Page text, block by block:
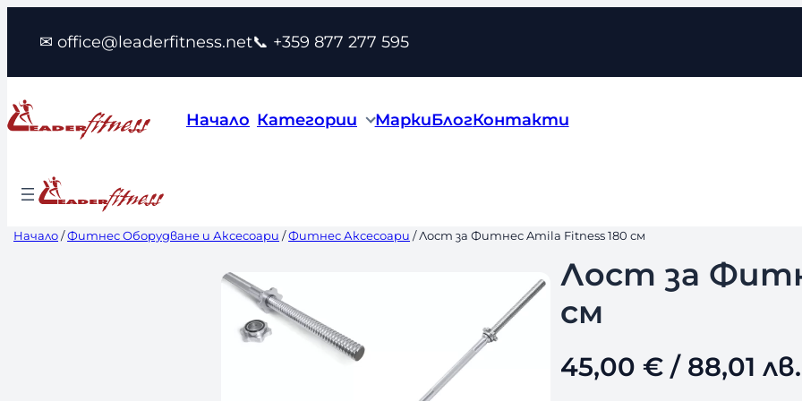
съдържанието
✉ office@leaderfitness.net📞 +359 877 277 595
Начало Категории МаркиБлогКонтакти
Начало/Фитнес Оборудване и Аксесоари /Фитнес Аксесоари / Лост за Фитнес Amila Fitness 180 см
Лост за
см
45,00 €/ 88,01 лв.